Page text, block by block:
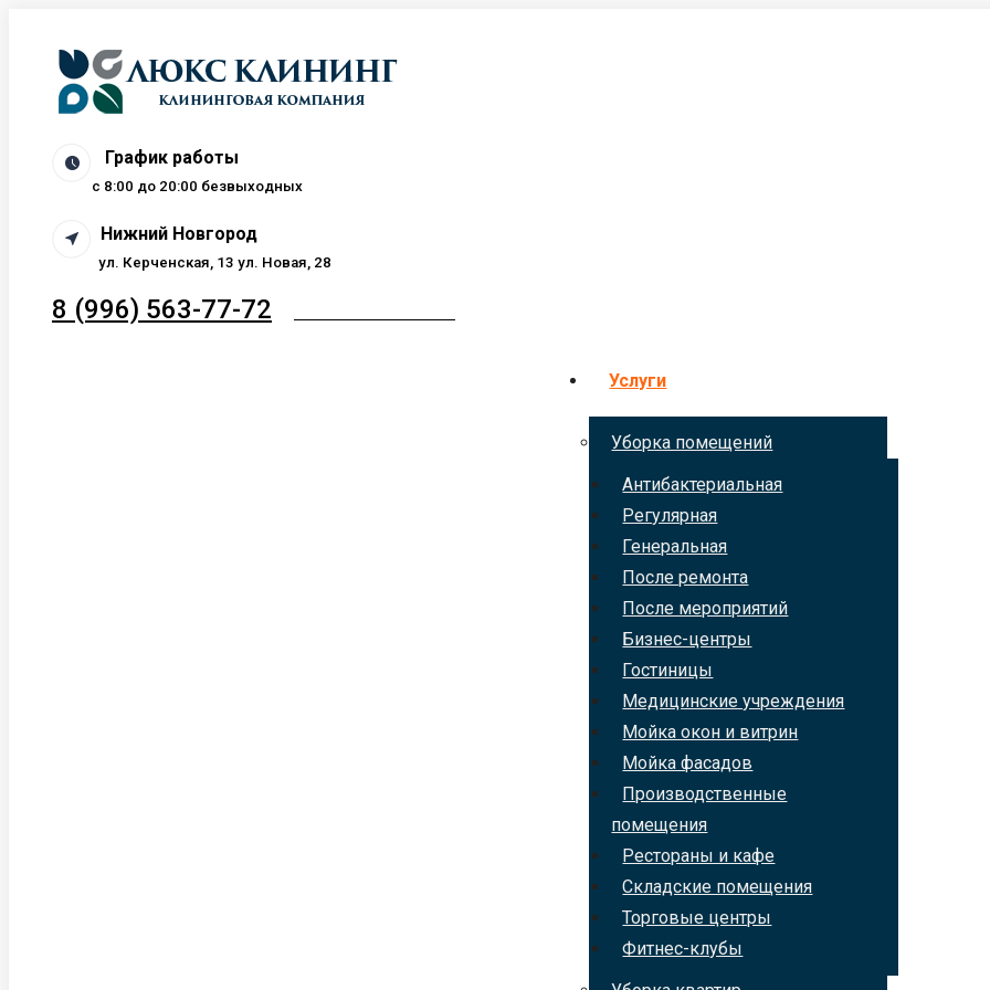
содержанию
График работы
c 8:00 до 20:00 безвыходных
Нижний Новгород
ул. Керченская, 13 ул. Новая, 28
8 (996) 563-77-72
Услуги
Уборка помещений
Антибактериальная
Регулярная
Генеральная
После ремонта
После мероприятий
Бизнес-центры
Гостиницы
Медицинские учреждения
Мойка окон и витрин
Мойка фасадов
Производственные
помещения
Рестораны и кафе
Складские помещения
Торговые центры
Фитнес-клубы